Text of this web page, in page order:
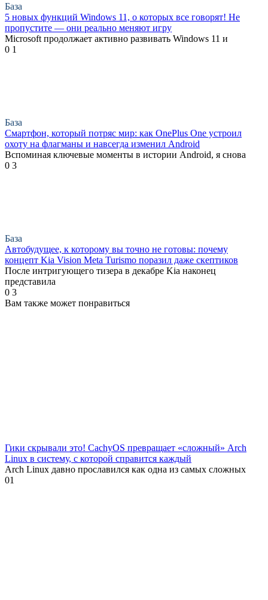
База
5 новых функций Windows 11, о которых все говорят! Не
пропустите — они реально меняют игру
Microsoft продолжает активно развивать Windows 11 и
0 1
База
Смартфон, который потряс мир: как OnePlus One устроил
охоту на флагманы и навсегда изменил Android
Вспоминая ключевые моменты в истории Android, я снова
0 3
База
Автобудущее, к которому вы точно не готовы: почему
концепт Kia Vision Meta Turismo поразил даже скептиков
После интригующего тизера в декабре Kia наконец
представила
0 3
Вам также может понравиться
Гики скрывали это! CachyOS превращает «сложный» Arch
Linux в систему, с которой справится каждый
Arch Linux давно прославился как одна из самых сложных
01